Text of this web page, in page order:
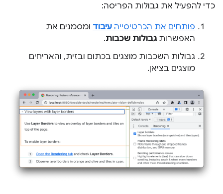
כדי להפעיל את גבולות הפריסה:
פותחים את הכרטיסייה עיבוד ומסמנים את
האפשרותגבולות שכבות.
גבולות השכבות מוצגים בכתום ובזית, והאריחים
מוצגים בציאן.